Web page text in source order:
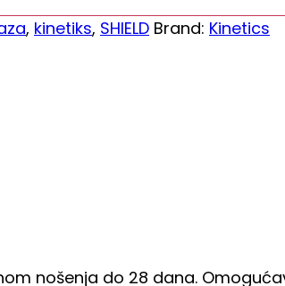
, kinetiks, SHIELD Brand: Kinetics
nošenja do 28 dana.